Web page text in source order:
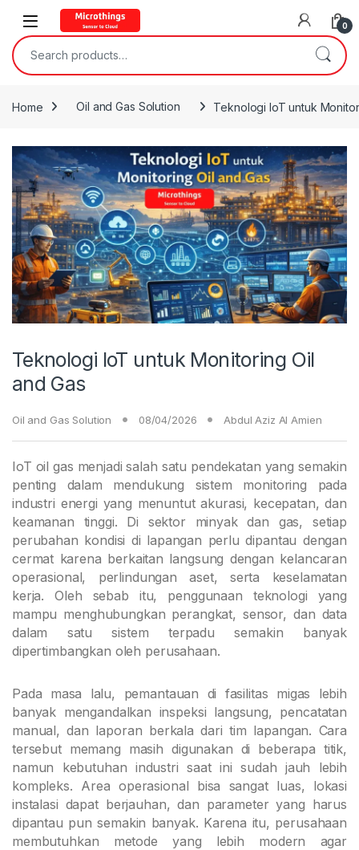
Open 0
Search for:
Home Oil and Gas Solution Teknologi IoT untuk
Teknologi IoT untuk Monitoring Oil
and Gas
Oil and Gas Solution 08/04/2026 Abdul Aziz Al Amien
IoT oil gas menjadi salah satu pendekatan yang semakin
penting dalam mendukung sistem monitoring pada
industri energi yang menuntut akurasi, kecepatan, dan
keamanan tinggi. Di sektor minyak dan gas, setiap
perubahan kondisi di lapangan perlu dipantau dengan
cermat karena berkaitan langsung dengan kelancaran
operasional, perlindungan aset, serta keselamatan
kerja. Oleh sebab itu, penggunaan teknologi yang
mampu menghubungkan perangkat, sensor, dan data
dalam satu sistem terpadu semakin banyak
dipertimbangkan oleh perusahaan.
Pada masa lalu, pemantauan di fasilitas migas lebih
banyak mengandalkan inspeksi langsung, pencatatan
manual, dan laporan berkala dari tim lapangan. Cara
tersebut memang masih digunakan di beberapa titik,
namun kebutuhan industri saat ini sudah jauh lebih
kompleks. Area operasional bisa sangat luas, lokasi
instalasi dapat berjauhan, dan parameter yang harus
dipantau pun semakin banyak. Karena itu, perusahaan
membutuhkan metode yang lebih modern agar